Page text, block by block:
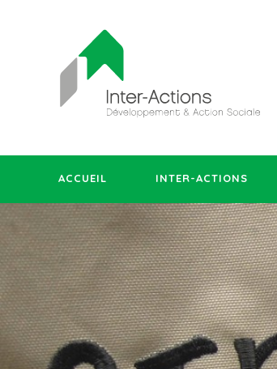
ACCUEIL INTER-ACTIONS